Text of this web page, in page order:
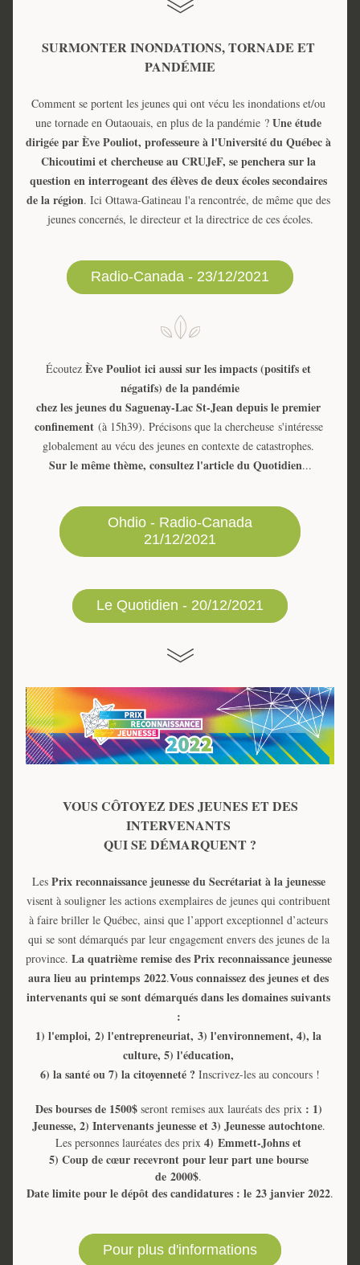
SURMONTER INONDATIONS, TORNADE ET
PANDÉMIE
Comment se portent les jeunes qui ont vécu les inondations et/ou
une tornade en Outaouais, en plus de la pandémie ? Une étude
dirigée par Ève Pouliot, professeure à l'Université du Québec à
Chicoutimi et chercheuse au CRUJeF, se penchera sur la
question en interrogeant des élèves de deux écoles secondaires
de la région. Ici Ottawa-Gatineau l'a rencontrée, de même que des
jeunes concernés, le directeur et la directrice de ces écoles.
Radio-Canada - 23/12/2021
Écoutez Ève Pouliot ici aussi sur les impacts (positifs et
négatifs) de la pandémie
chez les jeunes du Saguenay-Lac St-Jean depuis le premier
confinement (à 15h39). Précisons que la chercheuse s'intéresse
globalement au vécu des jeunes en contexte de catastrophes.
Sur le même thème, consultez l'article du Quotidien...
Ohdio - Radio-Canada
21/12/2021
Le Quotidien - 20/12/2021
VOUS CÔTOYEZ DES JEUNES ET DES
INTERVENANTS
QUI SE DÉMARQUENT ?
Les Prix reconnaissance jeunesse du Secrétariat à la jeunesse
visent à souligner les actions exemplaires de jeunes qui contribuent
à faire briller le Québec, ainsi que l’apport exceptionnel d’acteurs
qui se sont démarqués par leur engagement envers des jeunes de la
province. La quatrième remise des Prix reconnaissance jeunesse
aura lieu au printemps 2022.Vous connaissez des jeunes et des
intervenants qui se sont démarqués dans les domaines suivants
:
1) l'emploi, 2) l'entrepreneuriat, 3) l'environnement, 4), la
culture, 5) l'éducation,
6) la santé ou 7) la citoyenneté ? Inscrivez-les au concours !
Des bourses de 1500$ seront remises aux lauréats des prix : 1)
Jeunesse, 2) Intervenants jeunesse et 3) Jeunesse autochtone.
Les personnes lauréates des prix 4) Emmett-Johns et
5) Coup de cœur recevront pour leur part une bourse
de 2000$.
Date limite pour le dépôt des candidatures : le 23 janvier 2022.
Pour plus d'informations